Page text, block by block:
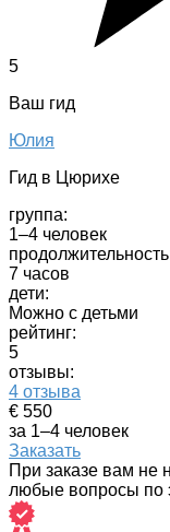
5
Ваш гид
Юлия
Гид в Цюрихе
группа:
1–4 человек
7 часов
дети:
Можно с детьми
рейтинг:
5
отзывы:
4 отзыва
€ 550
за 1–4 человек
Заказать
При заказе вам не
любые вопросы по